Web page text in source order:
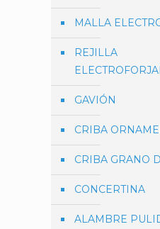
MALLA
REJILLA
GAVIÓN
CRIBA
CRIBA GRANO
CONCERTINA
ALAMBRE